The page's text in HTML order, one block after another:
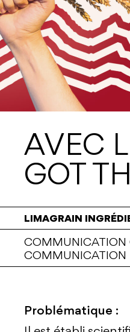
AVEC
GOT
LIMAGRAIN
COMMUNICATION
COMMUNICATION
Problématique :